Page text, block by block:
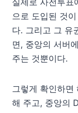
으로 도입된 것
다. 그리고 그 유
면, 중앙의 서버
주는 것뿐이다.
그렇게 확인하면
해 주고, 중앙의